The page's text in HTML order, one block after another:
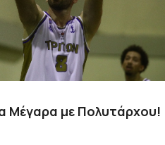
Μέγαρα με Πολυτάρχου!